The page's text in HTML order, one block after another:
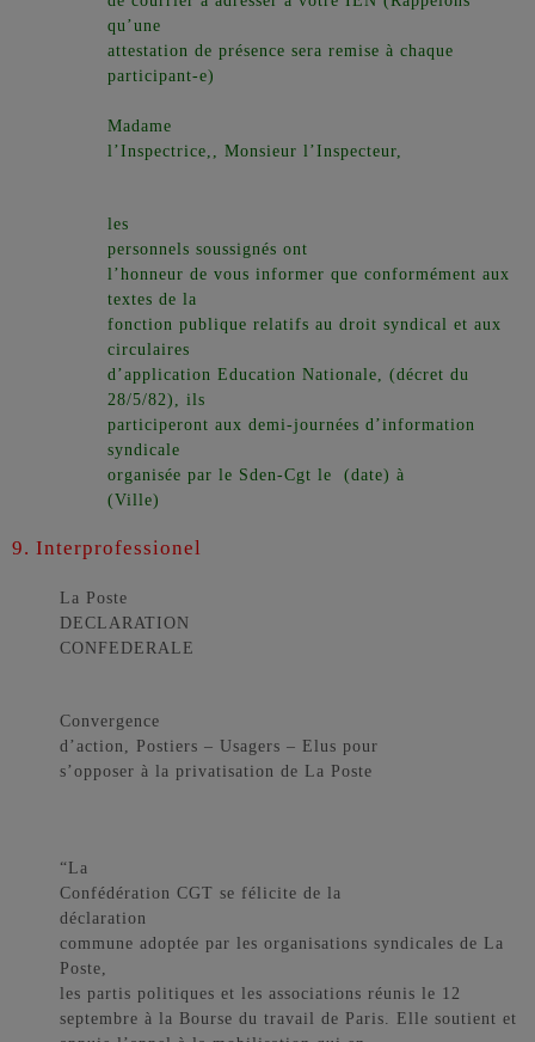
qu’une
attestation de présence sera remise à chaque
participant-e)
Madame
l’Inspectrice,, Monsieur l’Inspecteur,
les
personnels soussignés ont
l’honneur de vous informer que conformément aux
textes de la
fonction publique relatifs au droit syndical et aux
circulaires
d’application Education Nationale, (décret du
28/5/82), ils
participeront aux demi-journées d’information
syndicale
organisée par le Sden-Cgt le (date) à
(Ville)
9. Interprofessionel
La Poste
DECLARATION
CONFEDERALE
Convergence
d’action, Postiers – Usagers – Elus pour
s’opposer à la privatisation de La Poste
“La
Confédération CGT se félicite de la
déclaration
commune adoptée par les organisations syndicales de La
Poste,
les partis politiques et les associations réunis le 12
septembre à la Bourse du travail de Paris. Elle soutient et